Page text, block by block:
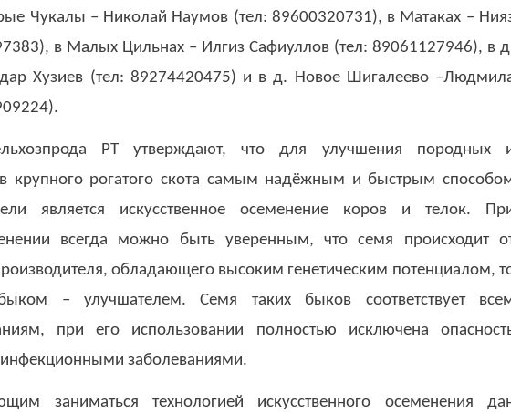
Чукалы – Николай Наумов (тел: 89600320731), в Матаках –
в Малых Цильнах – Илгиз Сафиуллов (тел: 89061127946), в
Хузиев (тел: 89274420475) и в д. Новое Шигалеево
РТ утверждают, что для улучшения породных
крупного рогатого скота самым надёжным и быстрым
является искусственное осеменение коров и телок.
всегда можно быть уверенным, что семя происходит
обладающего высоким генетическим потенциалом,
– улучшателем. Семя таких быков соответствует
при его использовании полностью исключена
заболеваниями.
заниматься технологией искусственного осеменения